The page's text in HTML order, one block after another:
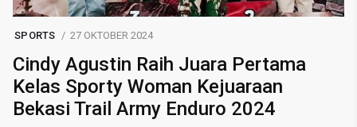
SPORTS 27 OKTOBER 2024
Cindy Agustin Raih Juara Pertama
Kelas Sporty Woman Kejuaraan
Bekasi Trail Army Enduro 2024